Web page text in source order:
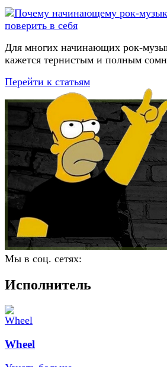
Для многих начинающих рок-
кажется тернистым и полным
Перейти к статьям
Мы в соц. сетях:
Исполнитель
Wheel